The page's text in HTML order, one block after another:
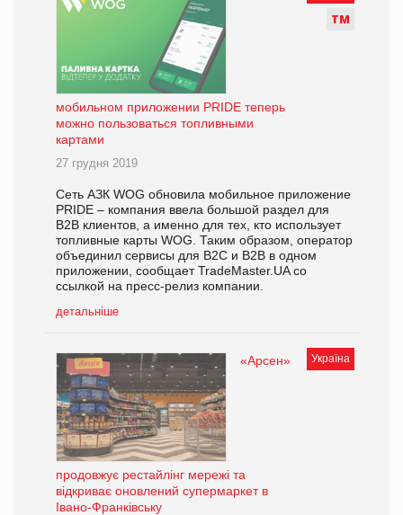
ТМ
мобильном приложении PRIDE теперь
можно пользоваться топливными
картами
27 грудня 2019
Сеть АЗК WOG обновила мобильное приложение
PRIDE – компания ввела большой раздел для
B2B клиентов, а именно для тех, кто использует
топливные карты WOG. Таким образом, оператор
объединил сервисы для B2C и B2B в одном
приложении, сообщает TradeMaster.UA со
ссылкой на пресс-релиз компании.
детальніше
Україна
«Арсен»
продовжує рестайлінг мережі та
відкриває оновлений супермаркет в
Івано-Франківську